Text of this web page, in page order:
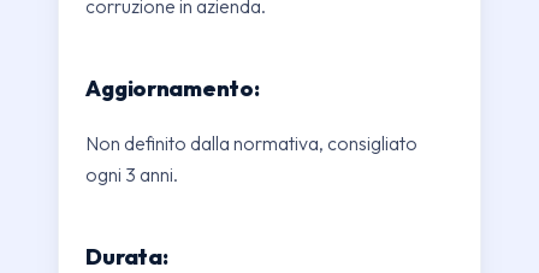
corruzione in azienda.
Aggiornamento:
Non definito dalla normativa, consigliato
ogni 3 anni.
Durata: